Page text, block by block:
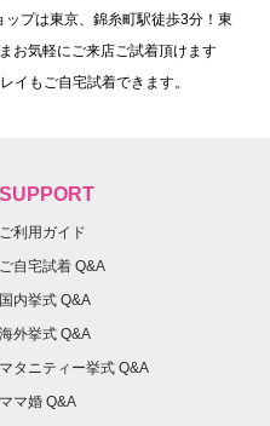
プは東京、錦糸町駅徒歩3分！東
お気軽にご来店ご試着頂けます
イもご自宅試着できます。
SUPPORT
ご利用ガイド
ご自宅試着 Q&A
国内挙式 Q&A
海外挙式 Q&A
マタニティー挙式 Q&A
ママ婚 Q&A